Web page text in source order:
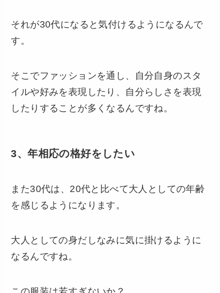
それが30代になると気付けるようになるんで
す。
そこでファッションを通し、自分自身のスタ
イルや好みを表現したり、自分らしさを表現
したりすることが多くなるんですね。
3、年相応の格好をしたい
また30代は、20代と比べて大人としての年齢
を感じるようになります。
大人としての身だしなみに気に掛けるように
なるんですね。